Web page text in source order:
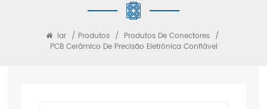
lar / Produtos / Produtos De Conectores /
PCB Cerâmico De Precisão Eletrônica Confiável